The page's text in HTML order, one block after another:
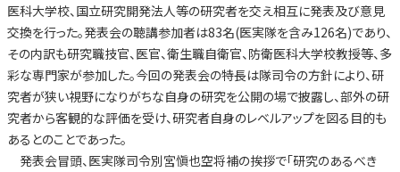
医科大学校、国立研究開発法人等の研究者を交え相互に発表及び意見
交換を行った。発表会の聴講参加者は83名(医実隊を含み126名)であり、
その内訳も研究職技官、医官、衛生職自衛官、防衛医科大学校教授等、多
彩な専門家が参加した。今回の発表会の特長は隊司令の方針により、研
究者が狭い視野になりがちな自身の研究を公開の場で披露し、部外の研
究者から客観的な評価を受け、研究者自身のレベルアップを図る目的も
あるとのことであった。
発表会冒頭、医実隊司令別宮愼也空将補の挨拶で「研究のあるべき